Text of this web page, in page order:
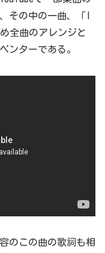
その中の一曲、「I
全曲のアレンジと
ンターである。
のこの曲の歌詞も相